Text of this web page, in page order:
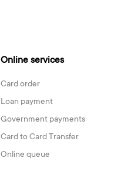
Online services
Card order
Loan payment
Government payments
Card to Card Transfer
Online queue